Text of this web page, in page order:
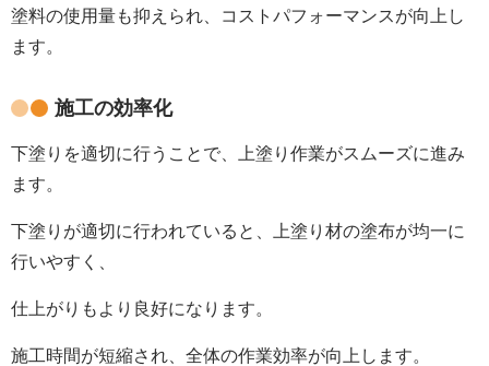
塗料の使用量も抑えられ、コストパフォーマンスが向上し
ます。
施工の効率化
下塗りを適切に行うことで、上塗り作業がスムーズに進み
ます。
下塗りが適切に行われていると、上塗り材の塗布が均一に
行いやすく、
仕上がりもより良好になります。
施工時間が短縮され、全体の作業効率が向上します。